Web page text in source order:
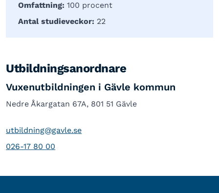
Omfattning: 100 procent
Antal studieveckor: 22
Utbildningsanordnare
Vuxenutbildningen i Gävle kommun
Nedre Åkargatan 67A, 801 51 Gävle
utbildning@gavle.se
026-17 80 00